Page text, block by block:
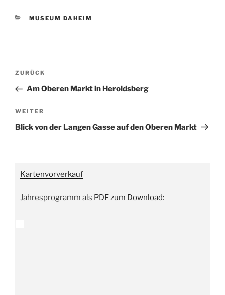
KATEGORIEN
MUSEUM DAHEIM
Beitragsnavigation
Vorheriger
Beitrag
ZURÜCK
Am Oberen Markt in Heroldsberg
Nächster
Beitrag
WEITER
Blick von der Langen Gasse auf den Oberen Markt
Kartenvorverkauf
Jahresprogramm als PDF zum Download: